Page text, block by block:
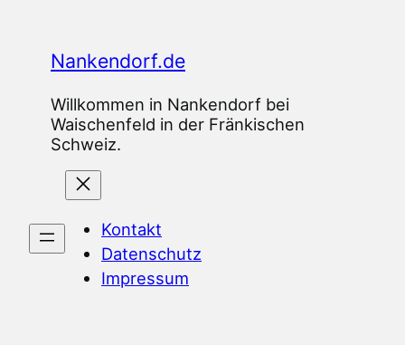
springenNankendorf.de
Willkommen in Nankendorf bei
Waischenfeld in der Fränkischen
Schweiz.
Kontakt
Datenschutz
Impressum